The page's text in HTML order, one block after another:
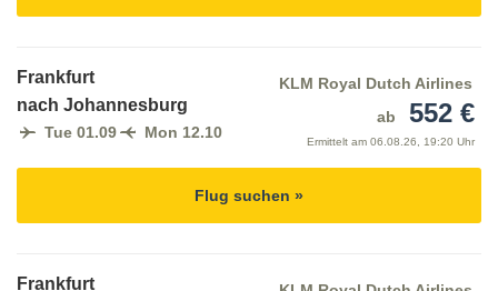
Frankfurt
nach Johannesburg
Tue 01.09 Mon 12.10
KLM Royal Dutch Airlines
ab
552 €
Ermittelt am 06.08.26, 19:20 Uhr
Flug suchen »
Frankfurt